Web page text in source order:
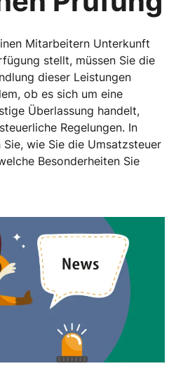
Mitarbeitern Unterkunft
stellt, müssen Sie die
dieser Leistungen
ob es sich um eine
Überlassung handelt,
Regelungen. In
wie Sie die Umsatzsteuer
Besonderheiten Sie